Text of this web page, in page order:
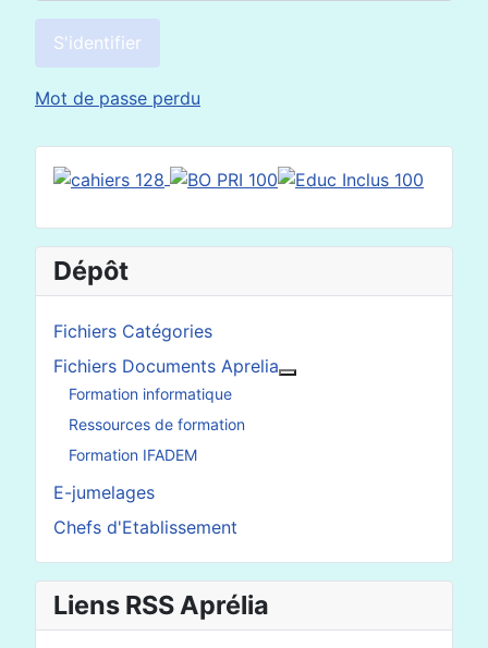
S'identifier
Mot de passe perdu
Dépôt
Fichiers Catégories
Fichiers Documents Aprelia
Formation informatique
Ressources de formation
Formation IFADEM
E-jumelages
Chefs d'Etablissement
Liens RSS Aprélia